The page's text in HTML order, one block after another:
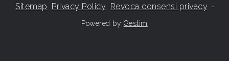
Sitemap Privacy Policy Revoca consensi privacy -
Powered by Gestim